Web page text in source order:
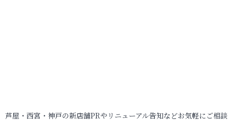
芦屋・西宮・神戸の新店舗PRやリニューアル告知などお気軽にご相